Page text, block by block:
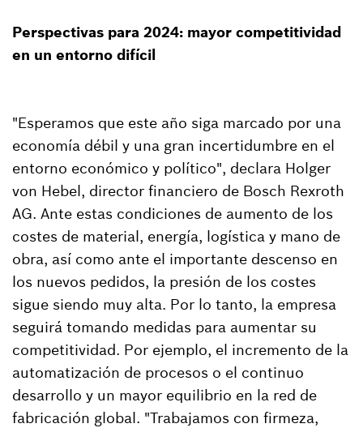
Perspectivas para 2024: mayor competitividad
en un entorno difícil
"Esperamos que este año siga marcado por una
economía débil y una gran incertidumbre en el
entorno económico y político", declara Holger
von Hebel, director financiero de Bosch Rexroth
AG. Ante estas condiciones de aumento de los
costes de material, energía, logística y mano de
obra, así como ante el importante descenso en
los nuevos pedidos, la presión de los costes
sigue siendo muy alta. Por lo tanto, la empresa
seguirá tomando medidas para aumentar su
competitividad. Por ejemplo, el incremento de la
automatización de procesos o el continuo
desarrollo y un mayor equilibrio en la red de
fabricación global. "Trabajamos con firmeza,